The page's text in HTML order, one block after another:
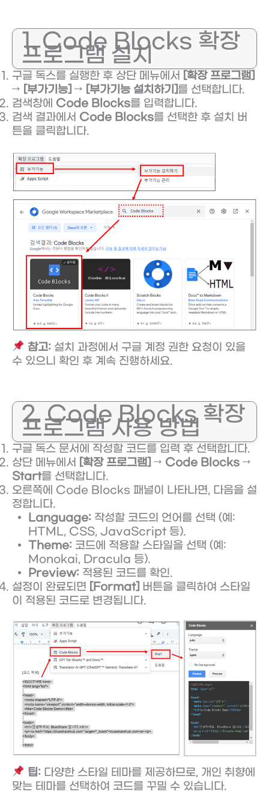
1. Code Blocks 확장
프로그램 설치
구글 독스를 실행한 후 상단 메뉴에서 [확장 프로그램]
→ [부가기능] → [부가기능 설치하기]를 선택합니다.
검색창에 Code Blocks를 입력합니다.
검색 결과에서 Code Blocks를 선택한 후 설치 버
튼을 클릭합니다.
참고:설치 과정에서 구글 계정 권한 요청이 있을
수 있으니 확인 후 계속 진행하세요.
2. Code Blocks 확장
프로그램 사용 방법
구글 독스 문서에 작성할 코드를 입력 후 선택합니다.
상단 메뉴에서 [확장 프로그램] → Code Blocks →
Start를 선택합니다.
오른쪽에 Code Blocks 패널이 나타나면, 다음을 설
정합니다.
Language: 작성할 코드의 언어를 선택 (예:
HTML, CSS, JavaScript 등).
Theme: 코드에 적용할 스타일을 선택 (예:
Monokai, Dracula 등).
Preview: 적용된 코드를 확인.
설정이 완료되면 [Format] 버튼을 클릭하여 스타일
이 적용된 코드로 변경됩니다.
팁:다양한 스타일 테마를 제공하므로, 개인 취향에
맞는 테마를 선택하여 코드를 꾸밀 수 있습니다.